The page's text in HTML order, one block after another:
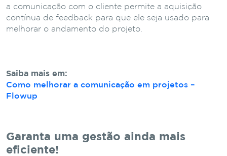
a comunicação com o cliente permite a aquisição
contínua de feedback para que ele seja usado para
melhorar o andamento do projeto.
Saiba mais em:
Como melhorar a comunicação em projetos –
Flowup
Garanta uma gestão ainda mais
eficiente!